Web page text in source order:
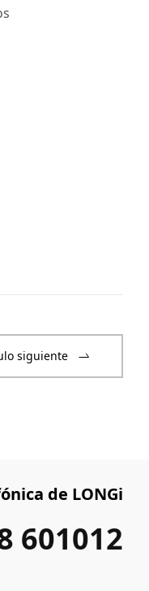
siguiente
de LONGi
601012